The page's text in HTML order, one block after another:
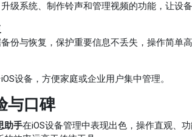
级系统、制作铃声和管理视频的功能，让设备
份与恢复，保护重要信息不丢失，操作简单高
设备，方便家庭或企业用户集中管理。
与口碑
助手在iOS设备管理中表现出色，操作直观、